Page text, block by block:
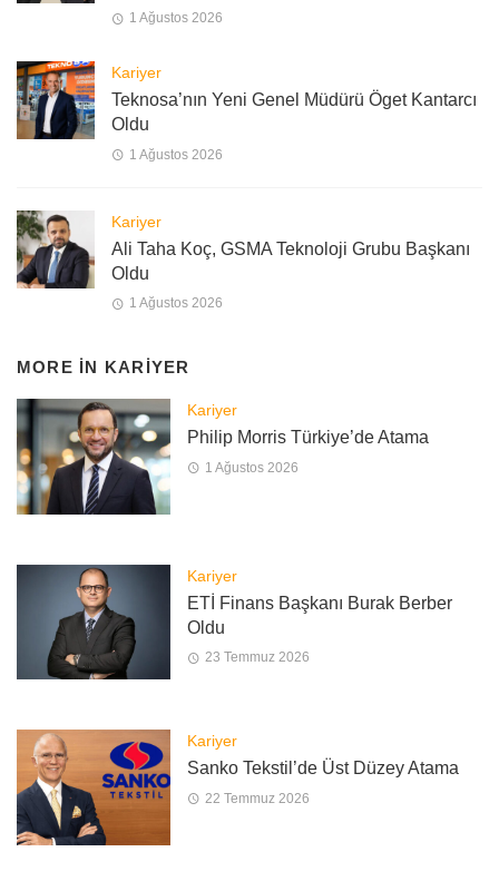
1 Ağustos 2026
Kariyer
Teknosa’nın Yeni Genel Müdürü Öget Kantarcı
Oldu
1 Ağustos 2026
Kariyer
Ali Taha Koç, GSMA Teknoloji Grubu Başkanı
Oldu
1 Ağustos 2026
MORE IN KARIYER
Kariyer
Philip Morris Türkiye’de Atama
1 Ağustos 2026
Kariyer
ETİ Finans Başkanı Burak Berber
Oldu
23 Temmuz 2026
Kariyer
Sanko Tekstil’de Üst Düzey Atama
22 Temmuz 2026